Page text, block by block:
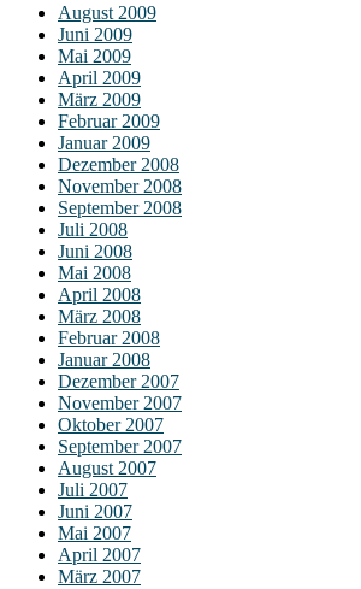
August 2009
Juni 2009
Mai 2009
April 2009
März 2009
Februar 2009
Januar 2009
Dezember 2008
November 2008
September 2008
Juli 2008
Juni 2008
Mai 2008
April 2008
März 2008
Februar 2008
Januar 2008
Dezember 2007
November 2007
Oktober 2007
September 2007
August 2007
Juli 2007
Juni 2007
Mai 2007
April 2007
März 2007